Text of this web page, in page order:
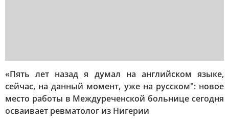
«Пять лет назад я думал на английском языке,
сейчас, на данный момент, уже на русском": новое
место работы в Междуреченской больнице сегодня
осваивает ревматолог из Нигерии